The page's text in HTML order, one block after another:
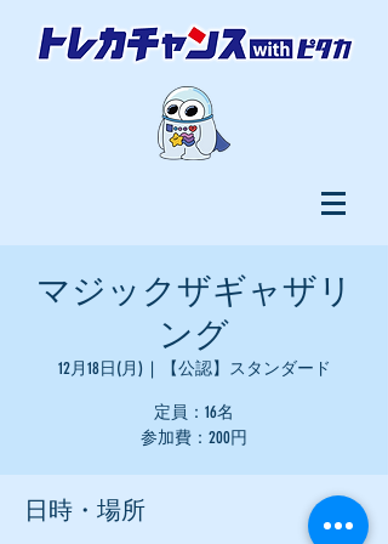
マジックザギャザリ
ング
12月18日(月)
  |
【公認】スタンダード
定員：16名
参加費：200円
日時・場所